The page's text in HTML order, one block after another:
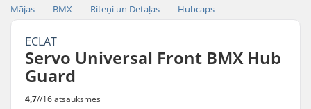
Mājas BMX Riteņi un Detaļas Hubcaps
ECLAT
Servo Universal Front BMX Hub
Guard
4,7//16 atsauksmes